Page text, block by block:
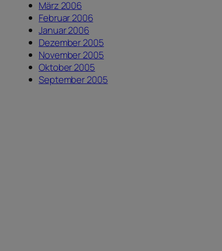
März 2006
Februar 2006
Januar 2006
Dezember 2005
November 2005
Oktober 2005
September 2005